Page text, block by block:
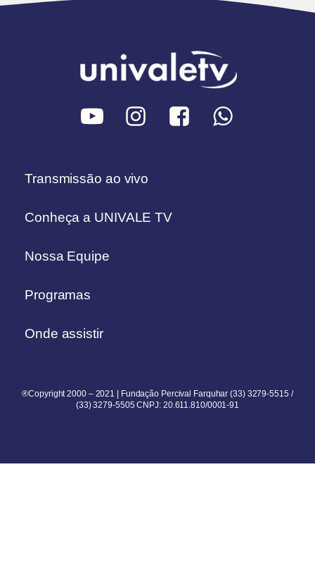
Transmissão ao vivo
Conheça a UNIVALE TV
Nossa Equipe
Programas
Onde assistir
®Copyright 2000 – 2021 | Fundação Percival Farquhar (33) 3279-5515 /
(33) 3279-5505 CNPJ: 20.611.810/0001-91